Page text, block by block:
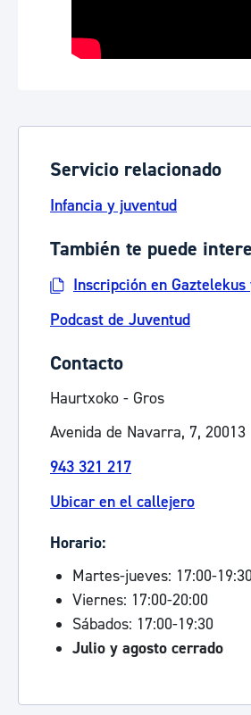
Servicio relacionado
Infancia y juventud
También te puede
Inscripción en
Podcast de Juventud
Contacto
Haurtxoko - Gros
Avenida de Navarra, 7, 20013
943 321 217
Ubicar en el callejero
Horario:
Martes-jueves: 17:00-19:30
Viernes: 17:00-20:00
Sábados: 17:00-19:30
Julio y agosto cerrado